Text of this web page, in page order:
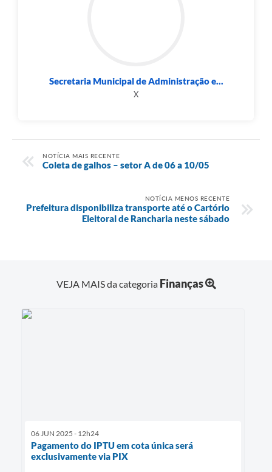
Secretaria Municipal de Administração e...
X
NOTÍCIA MAIS RECENTE
Coleta de galhos – setor A de 06 a 10/05
NOTÍCIA MENOS RECENTE
Prefeitura disponibiliza transporte até o Cartório
Eleitoral de Rancharia neste sábado
VEJA MAIS da categoria Finanças
06 JUN 2025 - 12h24
Pagamento do IPTU em cota única será
exclusivamente via PIX